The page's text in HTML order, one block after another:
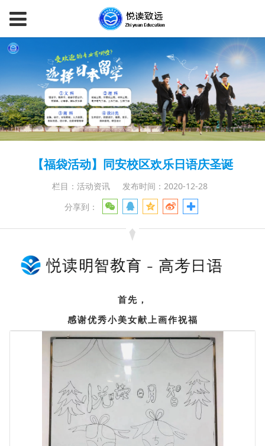
【福袋活动】同安校区欢乐日语庆圣诞
栏目：活动资讯
发布时间：2020-12-28
分享到：
首先，
感谢优秀小美女献上画作祝福